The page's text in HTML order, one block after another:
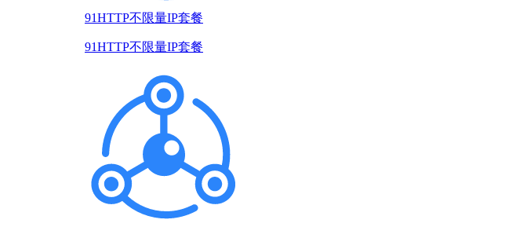
91HTTP不限量IP套餐
91HTTP不限量IP套餐